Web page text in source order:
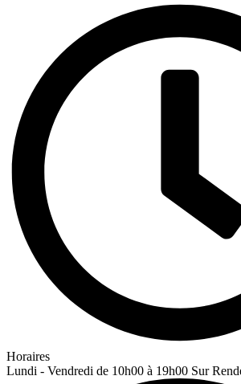
Horaires
Lundi - Vendredi de 10h00 à 19h00 Sur